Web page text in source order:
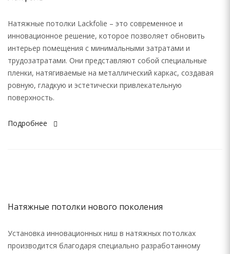
Натяжные потолки Lackfolie – это современное и
инновационное решение, которое позволяет обновить
интерьер помещения с минимальными затратами и
трудозатратами. Они представляют собой специальные
пленки, натягиваемые на металлический каркас, создавая
ровную, гладкую и эстетически привлекательную
поверхность.
Подробнее
Натяжные потолки нового поколения
Установка инновационных ниш в натяжных потолках
производится благодаря специально разработанному